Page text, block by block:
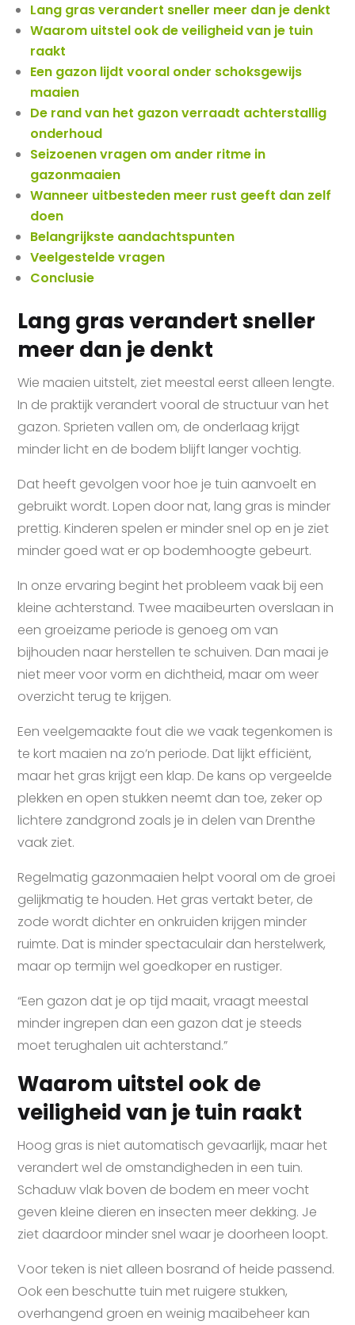
Lang gras verandert sneller meer dan je denkt
Waarom uitstel ook de veiligheid van je tuin
raakt
Een gazon lijdt vooral onder schoksgewijs
maaien
De rand van het gazon verraadt achterstallig
onderhoud
Seizoenen vragen om ander ritme in
gazonmaaien
Wanneer uitbesteden meer rust geeft dan zelf
doen
Belangrijkste aandachtspunten
Veelgestelde vragen
Conclusie
Lang gras verandert sneller
meer dan je denkt
Wie maaien uitstelt, ziet meestal eerst alleen lengte.
In de praktijk verandert vooral de structuur van het
gazon. Sprieten vallen om, de onderlaag krijgt
minder licht en de bodem blijft langer vochtig.
Dat heeft gevolgen voor hoe je tuin aanvoelt en
gebruikt wordt. Lopen door nat, lang gras is minder
prettig. Kinderen spelen er minder snel op en je ziet
minder goed wat er op bodemhoogte gebeurt.
In onze ervaring begint het probleem vaak bij een
kleine achterstand. Twee maaibeurten overslaan in
een groeizame periode is genoeg om van
bijhouden naar herstellen te schuiven. Dan maai je
niet meer voor vorm en dichtheid, maar om weer
overzicht terug te krijgen.
Een veelgemaakte fout die we vaak tegenkomen is
te kort maaien na zo’n periode. Dat lijkt efficiënt,
maar het gras krijgt een klap. De kans op vergeelde
plekken en open stukken neemt dan toe, zeker op
lichtere zandgrond zoals je in delen van Drenthe
vaak ziet.
Regelmatig gazonmaaien helpt vooral om de groei
gelijkmatig te houden. Het gras vertakt beter, de
zode wordt dichter en onkruiden krijgen minder
ruimte. Dat is minder spectaculair dan herstelwerk,
maar op termijn wel goedkoper en rustiger.
“Een gazon dat je op tijd maait, vraagt meestal
minder ingrepen dan een gazon dat je steeds
moet terughalen uit achterstand.”
Waarom uitstel ook de
veiligheid van je tuin raakt
Hoog gras is niet automatisch gevaarlijk, maar het
verandert wel de omstandigheden in een tuin.
Schaduw vlak boven de bodem en meer vocht
geven kleine dieren en insecten meer dekking. Je
ziet daardoor minder snel waar je doorheen loopt.
Voor teken is niet alleen bosrand of heide passend.
Ook een beschutte tuin met ruigere stukken,
overhangend groen en weinig maaibeheer kan